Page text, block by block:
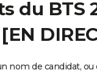
du BTS
nom de candidat,